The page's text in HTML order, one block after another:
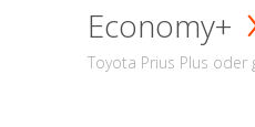
Economy+
Toyota Prius Plus oder